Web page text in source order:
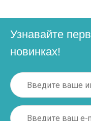
Узнавайте
новинках!